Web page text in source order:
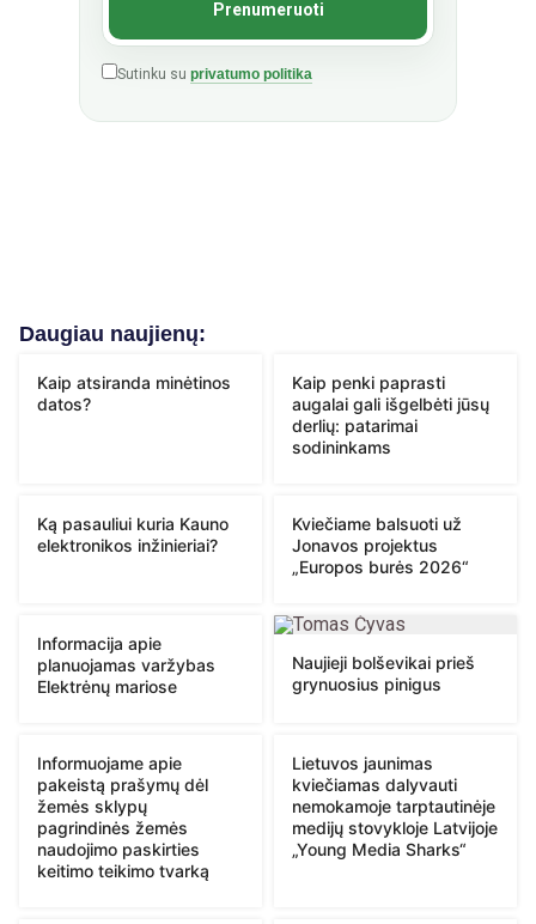
Sutinku su privatumo politika
Daugiau naujienų:
Kaip atsiranda minėtinos
datos?
Kaip penki paprasti
augalai gali išgelbėti jūsų
derlių: patarimai
sodininkams
Ką pasauliui kuria Kauno
elektronikos inžinieriai?
Kviečiame balsuoti už
Jonavos projektus
„Europos burės 2026“
Informacija apie
planuojamas varžybas
Elektrėnų mariose
Naujieji bolševikai prieš
grynuosius pinigus
Informuojame apie
pakeistą prašymų dėl
žemės sklypų
pagrindinės žemės
naudojimo paskirties
keitimo teikimo tvarką
Lietuvos jaunimas
kviečiamas dalyvauti
nemokamoje tarptautinėje
medijų stovykloje Latvijoje
„Young Media Sharks“